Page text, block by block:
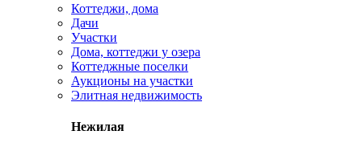
Коттеджи, дома
Дачи
Участки
Дома, коттеджи у озера
Коттеджные поселки
Аукционы на участки
Элитная недвижимость
Нежилая